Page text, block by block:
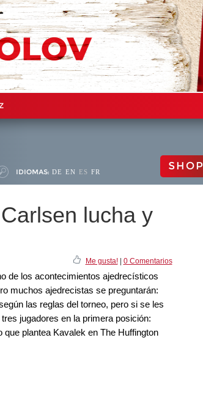
IDIOMAS: DE EN ES FR SHOP
lucha y
Me gusta!| 0 Comentarios
de los acontecimientos ajedrecísticos
muchos ajedrecistas se preguntarán:
las reglas del torneo, pero si se les
jugadores en la primera posición:
plantea Kavalek en The Huffington